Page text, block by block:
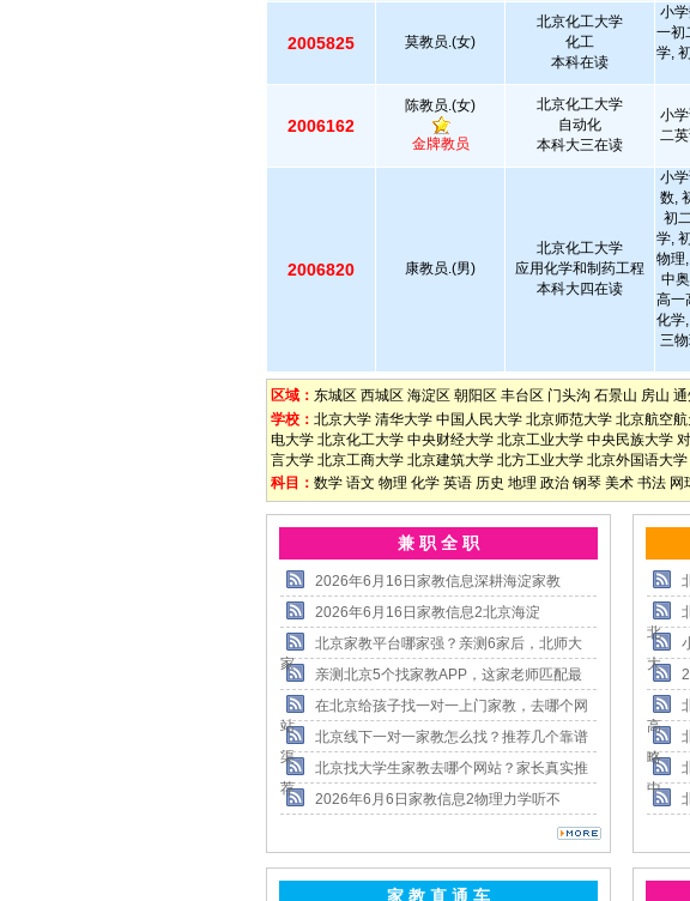
2005825 莫教员.(女)
北京化工大学
化工
本科在读
小
一初
学,
2006162
陈教员.(女)
金牌教员
北京化工大学
自动化
本科大三在读
小
二
2006820 康教员.(男)
北京化工大学
应用化学和制药工程
本科大四在读
小
数,
初
学,
物理
中
高一
化学
三
区域： 东城区 西城区 海淀区 朝阳区 丰台区 门头沟 石景山 房山 通
学校： 北京大学 清华大学 中国人民大学 北京师范大学 北京航空
电大学 北京化工大学 中央财经大学 北京工业大学 中央民族大学
言大学 北京工商大学 北京建筑大学 北方工业大学 北京外国语大学
科目： 数学 语文 物理 化学 英语 历史 地理 政治 钢琴 美术 书法 网
兼 职 全 职
2026年6月16日家教信息深耕海淀家教
2026年6月16日家教信息2北京海淀
北京家教平台哪家强？亲测6家后，北师大
家
亲测北京5个找家教APP，这家老师匹配最
在北京给孩子找一对一上门家教，去哪个网
站
北京线下一对一家教怎么找？推荐几个靠谱
渠
北京找大学生家教去哪个网站？家长真实推
荐
2026年6月6日家教信息2物理力学听不
北
大
高
略
中
家 教 直 通 车